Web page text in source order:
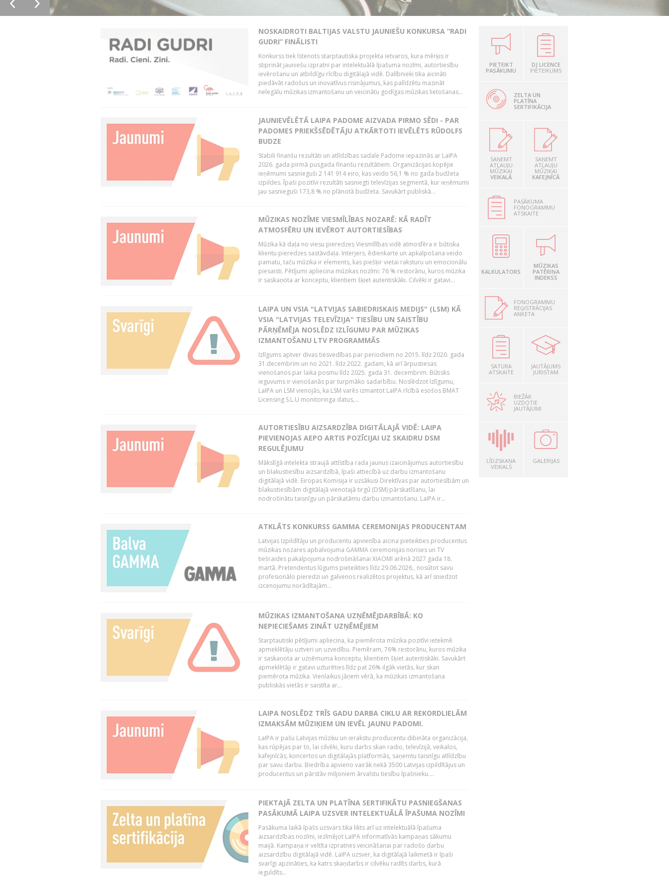
NOSKAIDROTI BALTIJAS VALSTU JAUNIEŠU KONKURSA “RADI
GUDRI” FINĀLISTI
Konkurss tiek īstenots starptautiska projekta ietvaros, kura mērķis ir
stiprināt jauniešu izpratni par intelektuālā īpašuma nozīmi, autortiesību
ievērošanu un atbildīgu rīcību digitālajā vidē. Dalībnieki tika aicināti
piedāvāt radošus un inovatīvus risinājumus, kas palīdzētu mazināt
nelegālu mūzikas izmantošanu un veicinātu godīgas mūzikas lietošanas...
JAUNIEVĒLĒTĀ LAIPA PADOME AIZVADA PIRMO SĒDI - PAR
PADOMES PRIEKŠSĒDĒTĀJU ATKĀRTOTI IEVĒLĒTS RŪDOLFS
BUDZE
Stabili finanšu rezultāti un atlīdzības sadale Padome iepazinās ar LaIPA
2026. gada pirmā pusgada finanšu rezultātiem. Organizācijas kopējie
ieņēmumi sasnieguši 2 141 914 eiro, kas veido 56,1 % no gada budžeta
izpildes. Īpaši pozitīvi rezultāti sasniegti televīzijas segmentā, kur ieņēmumi
jau sasnieguši 173,8 % no plānotā budžeta. Savukārt publiskā...
MŪZIKAS NOZĪME VIESMĪLĪBAS NOZARĒ: KĀ RADĪT
ATMOSFĒRU UN IEVĒROT AUTORTIESĪBAS
Mūzika kā daļa no viesu pieredzes Viesmīlības vidē atmosfēra ir būtiska
klientu pieredzes sastāvdaļa. Interjers, ēdienkarte un apkalpošana veido
pamatu, taču mūzika ir elements, kas piešķir vietai raksturu un emocionālu
piesaisti. Pētījumi apliecina mūzikas nozīmi: 76 % restorānu, kuros mūzika
ir saskaņota ar konceptu, klientiem šķiet autentiskāki. Cilvēki ir gatavi...
LAIPA UN VSIA "LATVIJAS SABIEDRISKAIS MEDIJS" (LSM) KĀ
VSIA "LATVIJAS TELEVĪZIJA" TIESĪBU UN SAISTĪBU
PĀRŅĒMĒJA NOSLĒDZ IZLĪGUMU PAR MŪZIKAS
IZMANTOŠANU LTV PROGRAMMĀS
Izlīgums aptver divas tiesvedības par periodiem no 2015. līdz 2020. gada
31.decembrim un no 2021. līdz 2022. gadam, kā arī ārpustiesas
vienošanos par laika posmu līdz 2025. gada 31. decembrim. Būtisks
ieguvums ir vienošanās par turpmāko sadarbību. Noslēdzot Izlīgumu,
LaIPA un LSM vienojās, ka LSM varēs izmantot LaIPA rīcībā esošos BMAT
Licensing S.L.U monitoringa datus,...
AUTORTIESĪBU AIZSARDZĪBA DIGITĀLAJĀ VIDĒ: LAIPA
PIEVIENOJAS AEPO ARTIS POZĪCIJAI UZ SKAIDRU DSM
REGULĒJUMU
Mākslīgā intelekta straujā attīstība rada jaunus izaicinājumus autortiesību
un blakustiesību aizsardzībā, īpaši attiecībā uz darbu izmantošanu
digitālajā vidē. Eiropas Komisija ir uzsākusi Direktīvas par autortiesībām un
blakustiesībām digitālajā vienotajā tirgū (DSM) pārskatīšanu, lai
nodrošinātu taisnīgu un pārskatāmu darbu izmantošanu. LaIPA ir...
ATKLĀTS KONKURSS GAMMA CEREMONIJAS PRODUCENTAM
Latvijas Izpildītāju un producentu apvienība aicina pieteikties producentus
mūzikas nozares apbalvojuma GAMMA ceremonijas norises un TV
tiešraides pakalpojuma nodrošināšanai XIAOMI arēnā 2027 gada 18.
martā. Pretendentus lūgums pieteikties līdz 29.06.2026., nosūtot savu
profesionālo pieredzi un galvenos realizētos projektus, kā arī sniedzot
izcenojumu norādītajām...
MŪZIKAS IZMANTOŠANA UZŅĒMĒJDARBĪBĀ: KO
NEPIECIEŠAMS ZINĀT UZŅĒMĒJIEM
Starptautiski pētījumi apliecina, ka piemērota mūzika pozitīvi ietekmē
apmeklētāju uztveri un uzvedību. Piemēram, 76% restorānu, kuros mūzika
ir saskaņota ar uzņēmuma konceptu, klientiem šķiet autentiskāki. Savukārt
apmeklētāji ir gatavi uzturēties līdz pat 26% ilgāk vietās, kur skan
piemērota mūzika. Vienlaikus jāņem vērā, ka mūzikas izmantošana
publiskās vietās ir saistīta ar...
LAIPA NOSLĒDZ TRĪS GADU DARBA CIKLU AR REKORDLIELĀM
IZMAKSĀM MŪZIĶIEM UN IEVĒL JAUNU PADOMI.
LaIPA ir pašu Latvijas mūziķu un ierakstu producentu dibināta organizācija,
kas rūpējas par to, lai cilvēki, kuru darbs skan radio, televīzijā, veikalos,
kafejnīcās, koncertos un digitālajās platformās, saņemtu taisnīgu atlīdzību
par savu darbu. Biedrība apvieno vairāk nekā 3500 Latvijas izpildītājus un
producentus un pārstāv miljoniem ārvalstu tiesību īpašnieku....
PIEKTAJĀ ZELTA UN PLATĪNA SERTIFIKĀTU PASNIEGŠANAS
PASĀKUMĀ LAIPA UZSVER INTELEKTUĀLĀ ĪPAŠUMA NOZĪMI
Pasākuma laikā īpašs uzsvars tika likts arī uz intelektuālā īpašuma
aizsardzības nozīmi, iezīmējot LaIPA informatīvās kampaņas sākumu
maijā. Kampaņa ir veltīta izpratnes veicināšanai par radošo darbu
aizsardzību digitālajā vidē. LaIPA uzsver, ka digitālajā laikmetā ir īpaši
svarīgi apzināties, ka katrs skaņdarbs ir cilvēku radīts darbs, kurā
ieguldīts...
PIETEIKT
PASĀKUMU
DJ LICENCE
PIETEIKUMS
ZELTA UN
PLATĪNA
SERTIFIKĀCIJA
SAŅEMT
ATĻAUJU
MŪZIKAI
VEIKALĀ
SAŅEMT
ATĻAUJU
MŪZIKAI
KAFEJNĪCĀ
PASĀKUMA
FONOGRAMMU
ATSKAITE
KALKULATORS
MŪZIKAS
PATĒRIŅA
INDEKSS
FONOGRAMMU
REĢISTRĀCIJAS
ANKETA
SATURA
ATSKAITE
JAUTĀJUMS
JURISTAM
BIEŽĀK
UZDOTIE
JAUTĀJUMI
LĪDZSKAŅA
VEIKALS
GALERIJAS